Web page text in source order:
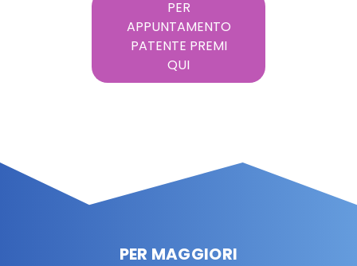
PER
APPUNTAMENTO
PATENTE PREMI
QUI
PER MAGGIORI